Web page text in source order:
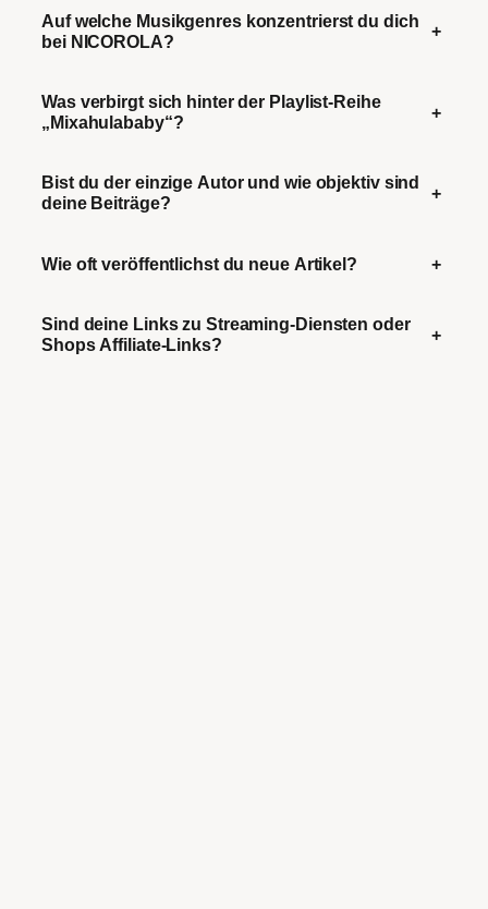
Auf welche Musikgenres konzentrierst du dich
bei NICOROLA?
+
Was verbirgt sich hinter der Playlist-Reihe
„Mixahulababy“?
+
Bist du der einzige Autor und wie objektiv sind
deine Beiträge?
+
Wie oft veröffentlichst du neue Artikel? +
Sind deine Links zu Streaming-Diensten oder
Shops Affiliate-Links?
+